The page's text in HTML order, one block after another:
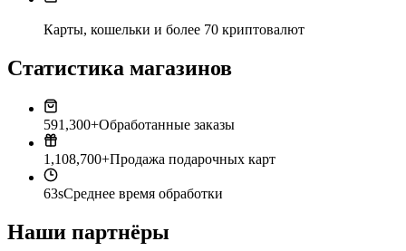
Карты, кошельки и более 70 криптовалют
Статистика магазинов
591,300+Обработанные заказы
1,108,700+Продажа подарочных карт
63sСреднее время обработки
Наши партнёры